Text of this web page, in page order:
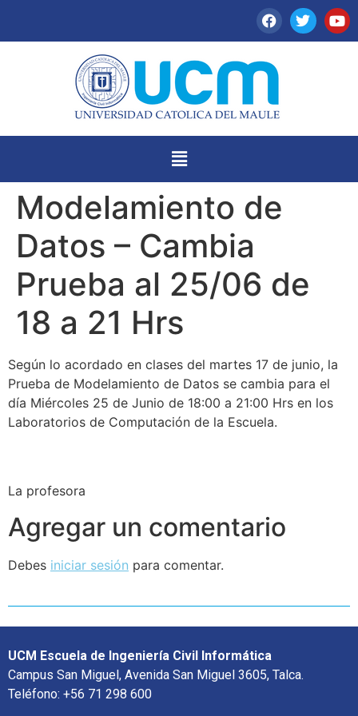
Modelamiento de
Datos – Cambia
Prueba al 25/06 de
18 a 21 Hrs
Según lo acordado en clases del martes 17 de junio, la
Prueba de Modelamiento de Datos se cambia para el
día Miércoles 25 de Junio de 18:00 a 21:00 Hrs en los
Laboratorios de Computación de la Escuela.
La profesora
Agregar un comentario
Debes iniciar sesión para comentar.
UCM Escuela de Ingeniería Civil Informática
Campus San Miguel, Avenida San Miguel 3605, Talca.
Teléfono: +56 71 298 600